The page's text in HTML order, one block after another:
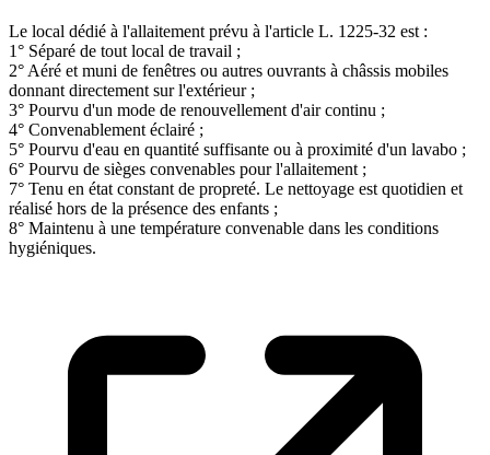
Le local dédié à l'allaitement prévu à l'article L. 1225-32 est :
1° Séparé de tout local de travail ;
2° Aéré et muni de fenêtres ou autres ouvrants à châssis mobiles
donnant directement sur l'extérieur ;
3° Pourvu d'un mode de renouvellement d'air continu ;
4° Convenablement éclairé ;
5° Pourvu d'eau en quantité suffisante ou à proximité d'un lavabo ;
6° Pourvu de sièges convenables pour l'allaitement ;
7° Tenu en état constant de propreté. Le nettoyage est quotidien et
réalisé hors de la présence des enfants ;
8° Maintenu à une température convenable dans les conditions
hygiéniques.